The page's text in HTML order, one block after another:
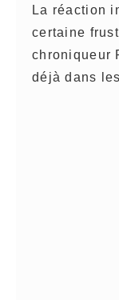
La réaction
certaine
chroniqueur
déjà dans